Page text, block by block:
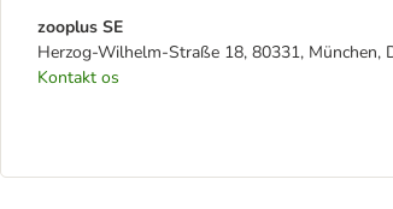
zooplus SE
Herzog-Wilhelm-Straße 18, 80331, München,
Kontakt os